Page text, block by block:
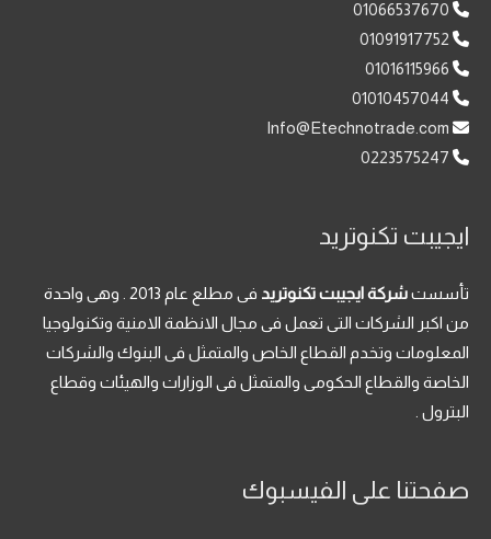
01066537670
01091917752
01016115966
01010457044
0223575247
ايجيبت تكنوتريد
تأسستشركة ايجيبت تكنوتريد
فى مطلع عام 2013 . وهى واحدة
من اكبر الشركات التى تعمل فى مجال الانظمة الامنية وتكنولوجيا
المعلومات وتخدم القطاع الخاص والمتمثل فى البنوك والشركات
الخاصة والقطاع الحكومى والمتمثل فى الوزارات والهيئات وقطاع
البترول .
صفحتنا على الفيسبوك